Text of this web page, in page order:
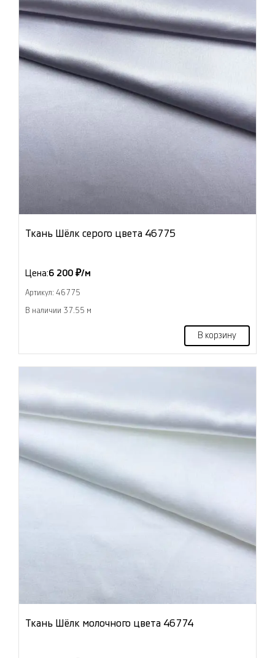
Ткань Шёлк серого цвета 46775
Цена:6 200 ₽/м
Артикул: 46775
В наличии 37.55 м
В корзину
Ткань Шёлк молочного цвета 46774